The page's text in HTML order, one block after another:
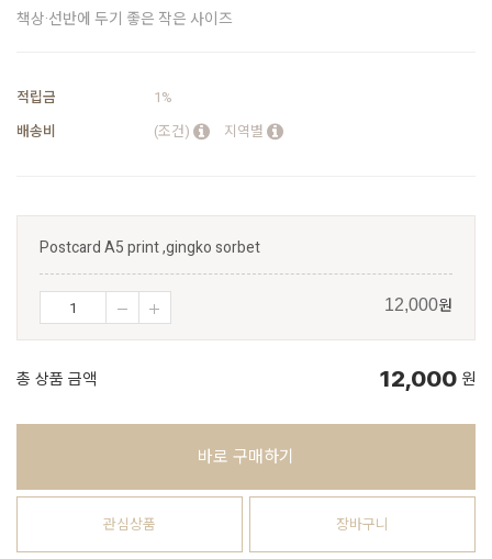
책상·선반에 두기 좋은 작은 사이즈
적립금
1%
배송비
(조건) 지역별
Postcard A5 print ,gingko sorbet
12,000원
총 상품 금액 12,000 원
바로 구매하기
관심상품 장바구니